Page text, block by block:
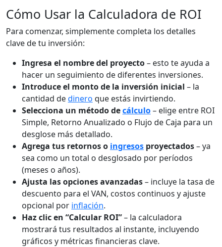
Cómo Usar la Calculadora de ROI
Para comenzar, simplemente completa los detalles
clave de tu inversión:
Ingresa el nombre del proyecto– esto te ayuda a
hacer un seguimiento de diferentes inversiones.
Introduce el monto de la inversión inicial – la
cantidad dedinero que estás invirtiendo.
Selecciona un método decálculo– elige entre ROI
Simple, Retorno Anualizado o Flujo de Caja para un
desglose más detallado.
Agrega tus retornos o ingresos proyectados– ya
sea como un total o desglosado por períodos
(meses o años).
Ajusta las opciones avanzadas– incluye la tasa de
descuento para el VAN, costos continuos y ajuste
opcional por inflación.
Haz clic en “Calcular ROI”– la calculadora
mostrará tus resultados al instante, incluyendo
gráficos y métricas financieras clave.